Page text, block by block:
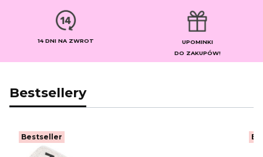
14 DNI NA ZWROT
UPOMINKI
DO ZAKUPÓW!
Bestsellery
Bestseller